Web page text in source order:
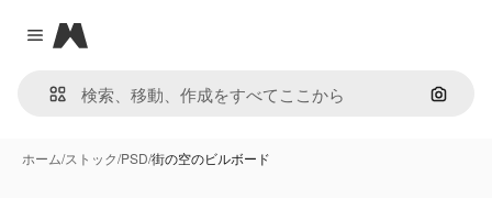
Close menu
Magnific
画像で
ホーム/ストック/PSD/街の空のビルボード